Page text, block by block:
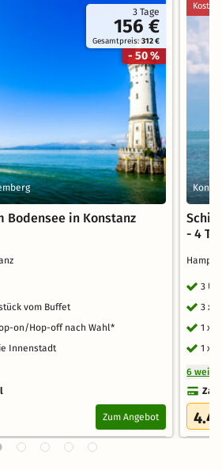
3 Tage
156 €
Gesamtpreis:312 €
- 50 %
in Konstanz
vom Buffet
on/Hop-off nach Wahl*
Innenstadt
Zum Angebot
- 4
3
3 x
1 x
1 x
6
4.4